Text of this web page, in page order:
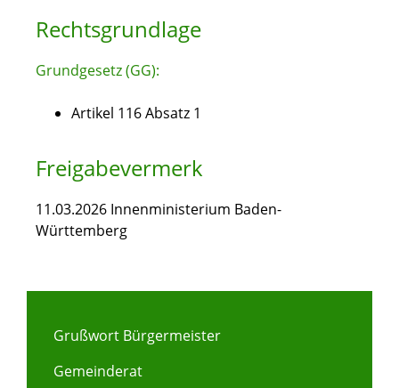
Rechtsgrundlage
Grundgesetz (GG):
Artikel 116 Absatz 1
Freigabevermerk
11.03.2026 Innenministerium Baden-
Württemberg
Grußwort Bürgermeister
Gemeinderat